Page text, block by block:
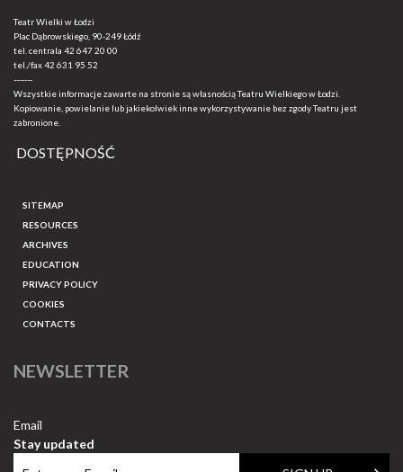
Teatr Wielki w Łodzi
Plac Dąbrowskiego, 90-249 Łódź
tel. centrala 42 647 20 00
tel./fax42 631 95 52
-------
Wszystkie informacje zawarte na stronie są własnością Teatru Wielkiego w Łodzi.
Kopiowanie, powielanie lub jakiekolwiek inne wykorzystywanie bez zgody Teatru jest
zabronione.
DOSTĘPNOŚĆ
SITEMAP
RESOURCES
ARCHIVES
EDUCATION
PRIVACY POLICY
COOKIES
CONTACTS
NEWSLETTER
Email
Stay updated